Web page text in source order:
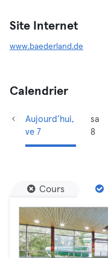
Site Internet
www.baederland.de
Calendrier
Aujourd’hui,
ve 7
sa
8
Cours